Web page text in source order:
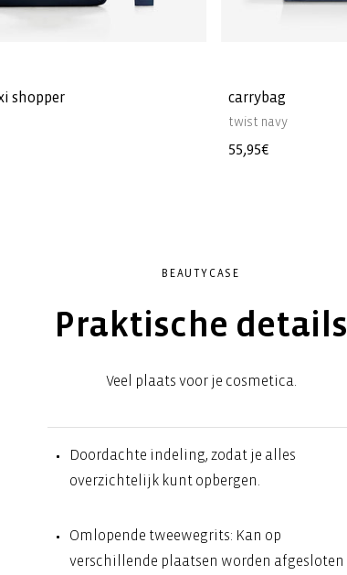
shopper carrybag
twist navy
Normale
55,95€
BEAUTYCASE
Praktische details
Veel plaats voor je cosmetica.
Doordachte indeling, zodat je alles
overzichtelijk kunt opbergen.
Omlopende tweewegrits: Kan op
verschillende plaatsen worden afgesloten